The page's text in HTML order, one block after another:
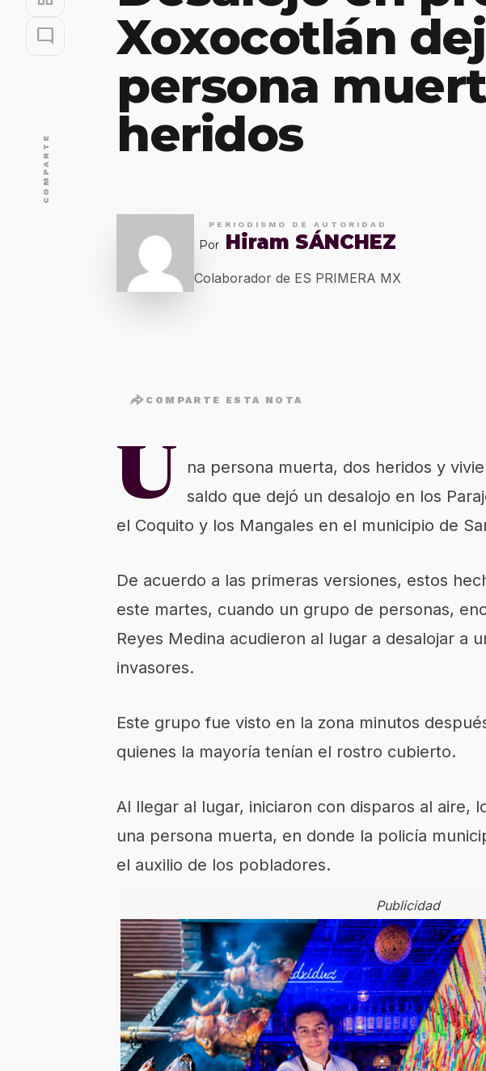
mode_comment
COMPARTE
Xoxocotlán
persona
heridos
PERIODISMO DE AUTORIDAD
Por Hiram SÁNCHEZ
Colaborador de ES PRIMERA MX
COMPARTE ESTA NOTA
U
na persona muerta, dos heridos y
saldo que dejó un desalojo en los
el Coquito y los Mangales en el municipio de
De acuerdo a las primeras versiones, estos
este martes, cuando un grupo de personas,
Reyes Medina acudieron al lugar a desalojar a
invasores.
Este grupo fue visto en la zona minutos
quienes la mayoría tenían el rostro cubierto.
Al llegar al lugar, iniciaron con disparos al aire,
una persona muerta, en donde la policía
el auxilio de los pobladores.
Publicidad